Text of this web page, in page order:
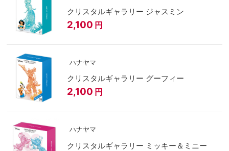
クリスタルギャラリー ジャスミン
2,100 円
ハナヤマ
クリスタルギャラリー グーフィー
2,100 円
ハナヤマ
クリスタルギャラリー ミッキー＆ミニー